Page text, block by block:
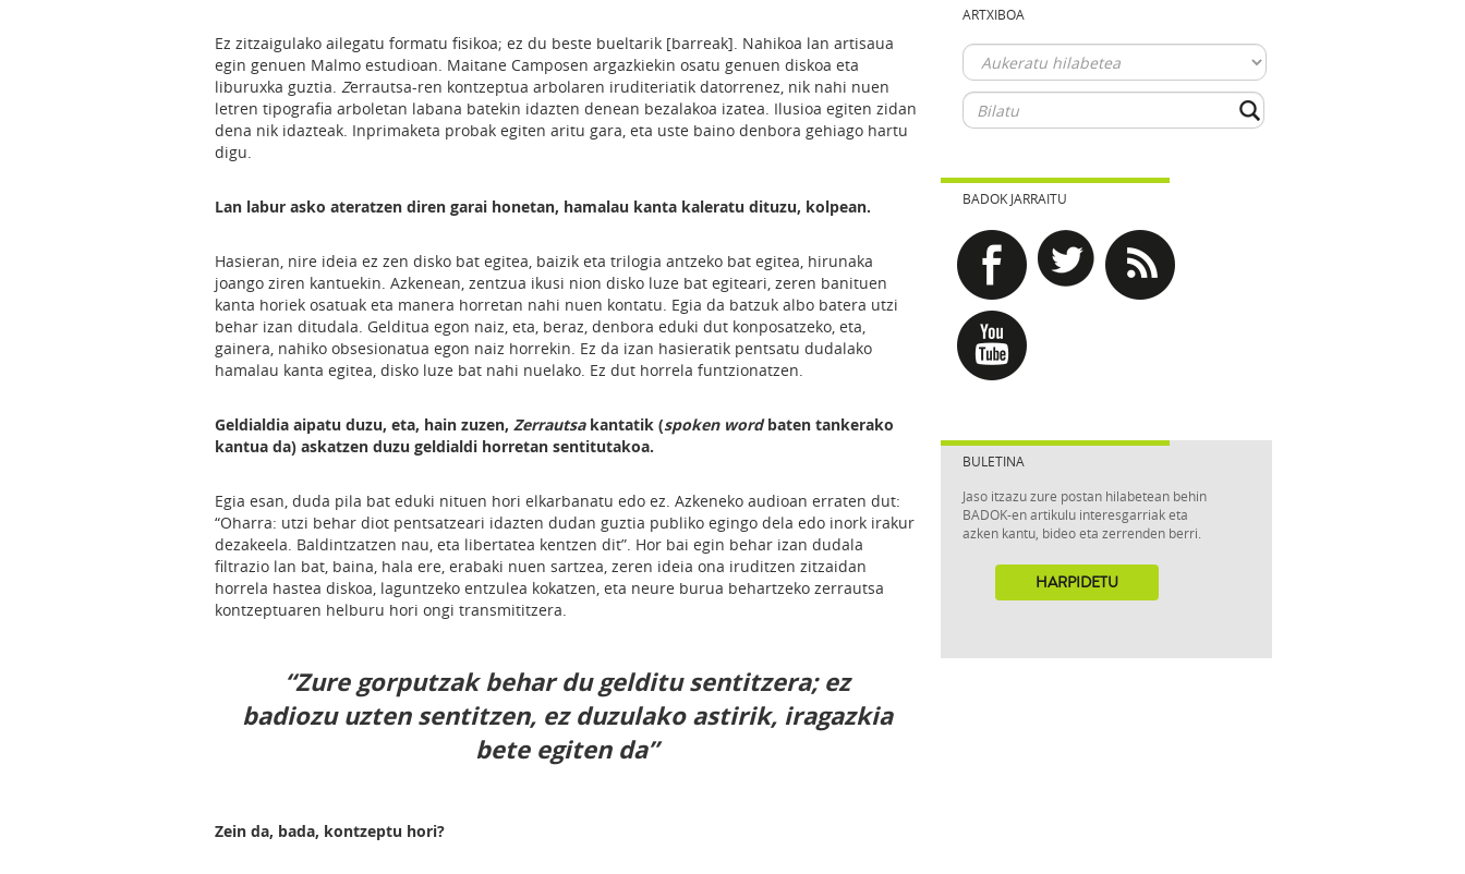
Ez zitzaigulako ailegatu formatu fisikoa; ez du beste bueltarik [barreak]. Nahikoa lan artisaua
egin genuen Malmo estudioan. Maitane Camposen argazkiekin osatu genuen diskoa eta
liburuxka guztia. Zerrautsa-ren kontzeptua arbolaren iruditeriatik datorrenez, nik nahi nuen
letren tipografia arboletan labana batekin idazten denean bezalakoa izatea. Ilusioa egiten zidan
dena nik idazteak. Inprimaketa probak egiten aritu gara, eta uste baino denbora gehiago hartu
digu.
Lan labur asko ateratzen diren garai honetan, hamalau kanta kaleratu dituzu, kolpean.
Hasieran, nire ideia ez zen disko bat egitea, baizik eta trilogia antzeko bat egitea, hirunaka
joango ziren kantuekin. Azkenean, zentzua ikusi nion disko luze bat egiteari, zeren banituen
kanta horiek osatuak eta manera horretan nahi nuen kontatu. Egia da batzuk albo batera utzi
behar izan ditudala. Gelditua egon naiz, eta, beraz, denbora eduki dut konposatzeko, eta,
gainera, nahiko obsesionatua egon naiz horrekin. Ez da izan hasieratik pentsatu dudalako
hamalau kanta egitea, disko luze bat nahi nuelako. Ez dut horrela funtzionatzen.
Geldialdia aipatu duzu, eta, hain zuzen, Zerrautsa kantatik (spoken wordbaten tankerako
kantua da) askatzen duzu geldialdi horretan sentitutakoa.
Egia esan, duda pila bat eduki nituen hori elkarbanatu edo ez. Azkeneko audioan erraten dut:
“Oharra: utzi behar diot pentsatzeari idazten dudan guztia publiko egingo dela edo inork irakur
dezakeela. Baldintzatzen nau, eta libertatea kentzen dit”. Hor bai egin behar izan dudala
filtrazio lan bat, baina, hala ere, erabaki nuen sartzea, zeren ideia ona iruditzen zitzaidan
horrela hastea diskoa, laguntzeko entzulea kokatzen, eta neure burua behartzeko zerrautsa
kontzeptuaren helburu hori ongi transmititzera.
“Zure gorputzak behar du gelditu sentitzera; ez
badiozu uzten sentitzen, ez duzulako astirik, iragazkia
bete egiten da”
Zein da, bada, kontzeptu hori?
ARTXIBOA
BADOK JARRAITU
BULETINA
Jaso itzazu zure postan hilabetean behin
BADOK-en artikulu interesgarriak eta
azken kantu, bideo eta zerrenden berri.
HARPIDETU